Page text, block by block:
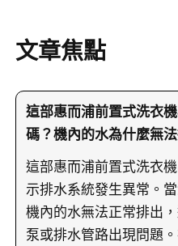
文章焦點
這部惠而浦前置式洗衣
碼？機內的水為什麼無
這部惠而浦前置式洗衣
示排水系統發生異常。
機內的水無法正常排出
泵或排水管路出現問題